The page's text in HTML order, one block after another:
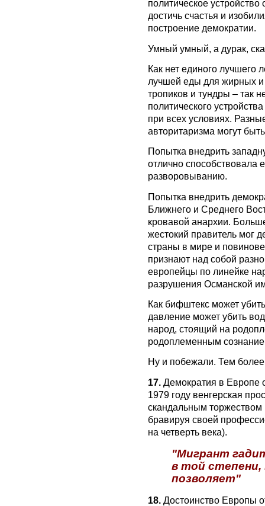
политическое
достичь счастья и
построение демократии.
Умный умный, а дурак,
Как нет единого лучшего
лучшей еды для жирных
тропиков и тундры – так
политического
при всех условиях.
авторитаризма могут
Попытка внедрить
отлично способствовала
разворовыванию.
Попытка внедрить
Ближнего и Среднего
кровавой анархии.
жестокий правитель мог
страны в мире и
признают над собой
европейцы по линейке
разрушения Османской
Как бифштекс может
давление может убить
народ, стоящий на
родоплеменным
Ну и побежали. Тем
17. Демократия в Европе
1979 году венгерская
скандальным торжеством
бравируя своей
на четверть века).
"Мигрант
в той степени,
позволяет"
18. Достоинство Европы